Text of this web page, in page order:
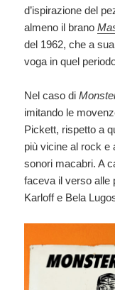
d’ispirazione del
almeno il brano
del 1962, che a
voga in quel
Nel caso di
imitando le
Pickett, rispetto a
più vicine al rock e
sonori macabri. A
faceva il verso alle
Karloff e Bela